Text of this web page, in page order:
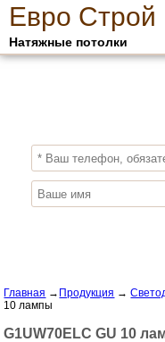
Евро Строй
Натяжные потолки
ПОЛУЧИ
Главная → Продукция →
10 лампы
G1UW70ELC GU 10